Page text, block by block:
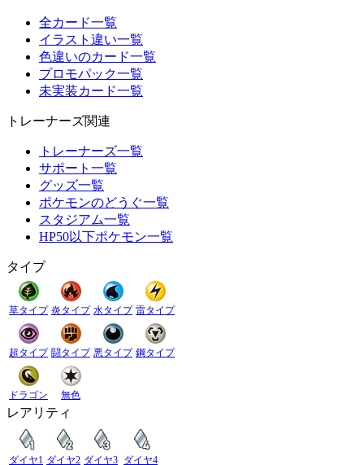
全カード一覧
イラスト違い一覧
色違いのカード一覧
プロモパック一覧
未実装カード一覧
トレーナーズ関連
トレーナーズ一覧
サポート一覧
グッズ一覧
ポケモンのどうぐ一覧
スタジアム一覧
HP50以下ポケモン一覧
タイプ
草タイプ 炎タイプ 水タイプ 雷タイプ
超タイプ 闘タイプ 悪タイプ 鋼タイプ
ドラゴン 無色
レアリティ
ダイヤ1 ダイヤ2 ダイヤ3 ダイヤ4